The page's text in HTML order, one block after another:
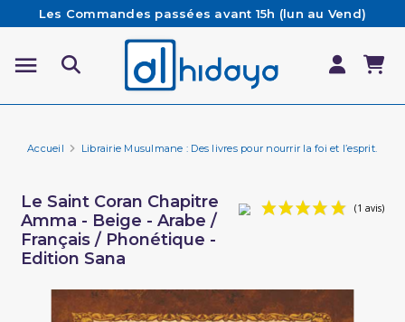
Les Commandes passées avant 15h (lun au Vend)
sont préparées et expédiées le jour même
Besoin d'aide ? Retrouvez notre FAQ
Livraison offerte à partir de 65€ d'achat*
Accueil Librairie Musulmane : Des livres pour nourrir la foi et l’esprit.
Le Saint Coran Chapitre
Amma - Beige - Arabe /
Français / Phonétique -
Edition Sana